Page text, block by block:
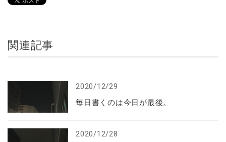
関連記事
2020/12/29
毎日書くのは今日が最後。
2020/12/28